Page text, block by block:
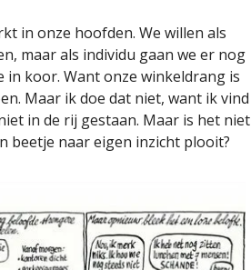
in onze hoofden. We willen als
maar als individu gaan we er nog
in koor. Want onze winkeldrang is
Maar ik doe dat niet, want ik vind
in de rij gestaan. Maar is het niet
beetje naar eigen inzicht plooit?